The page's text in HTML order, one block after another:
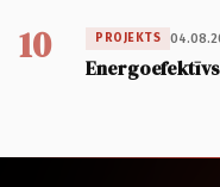
10 PROJEKTS